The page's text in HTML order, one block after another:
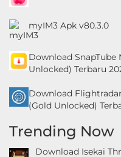
myIM3 Apk v80.3.0
Download SnapTube
Unlocked) Terbaru
Download
(Gold Unlocked)
Trending Now
Download Isekai